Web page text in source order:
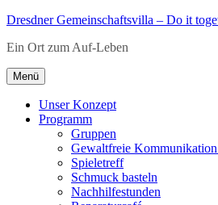
Zum
springen
Dresdner Gemeinschaftsvilla – Do it
Ein Ort zum Auf-Leben
Menü
Unser Konzept
Programm
Gruppen
Gewaltfreie
Spieletreff
Schmuck basteln
Nachhilfestunden